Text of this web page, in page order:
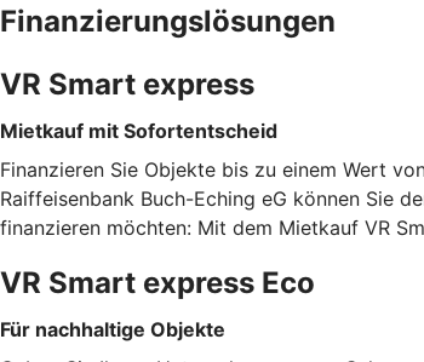
Finanzierungslösungen
VR Smart express
Mietkauf mit Sofortentscheid
Finanzieren Sie Objekte bis zu einem Wert
Raiffeisenbank Buch-Eching eG können Sie
finanzieren möchten: Mit dem Mietkauf VR
VR Smart express Eco
Für nachhaltige Objekte